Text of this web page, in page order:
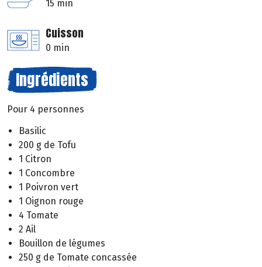
15 min
Cuisson
0 min
Ingrédients
Pour 4 personnes
Basilic
200 g de Tofu
1 Citron
1 Concombre
1 Poivron vert
1 Oignon rouge
4 Tomate
2 Ail
Bouillon de légumes
250 g de Tomate concassée